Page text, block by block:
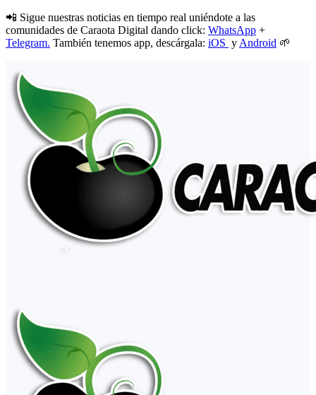
📲 Sigue nuestras noticias en tiempo real uniéndote a las
comunidades de Caraota Digital dando click: WhatsApp +
Telegram. También tenemos app, descárgala: iOS y Android 🌱